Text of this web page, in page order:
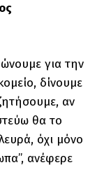
για την
δίνουμε
αν
θα το
όχι μόνο
ανέφερε